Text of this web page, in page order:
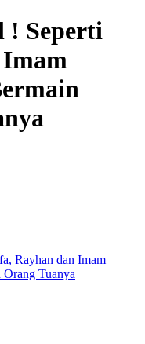
! Seperti